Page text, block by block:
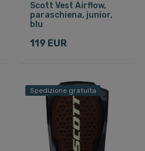
Scott Vest Airflow,
paraschiena, junior,
blu
119 EUR
Spedizione gratuita